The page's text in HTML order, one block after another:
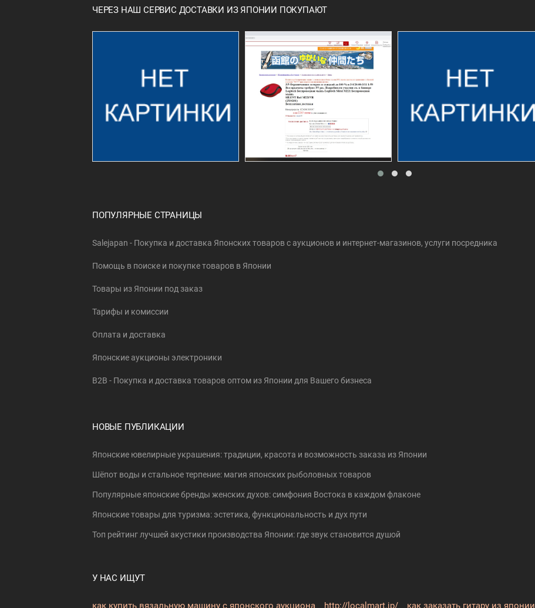
ЧЕРЕЗ НАШ СЕРВИС ДОСТАВКИ ИЗ ЯПОНИИ ПОКУПАЮТ
ПОПУЛЯРНЫЕ СТРАНИЦЫ
Salejapan - Покупка и доставка Японских товаров c аукционов и интернет-магазинов, услуги посредника
Помощь в поиске и покупке товаров в Японии
Товары из Японии под заказ
Тарифы и комиссии
Оплата и доставка
Японские аукционы электроники
B2B - Покупка и доставка товаров оптом из Японии для Вашего бизнеса
НОВЫЕ ПУБЛИКАЦИИ
Японские ювелирные украшения: традиции, красота и возможность заказа из Японии
Шёпот воды и стальное терпение: магия японских рыболовных товаров
Популярные японские бренды женских духов: симфония Востока в каждом флаконе
Японские товары для туризма: эстетика, функциональность и дух пути
Топ рейтинг лучшей акустики производства Японии: где звук становится душой
У НАС ИЩУТ
как купить вязальную машину с японского аукциона http://localmart.jp/ как заказать гитару из японии